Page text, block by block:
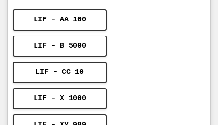
LIF – AA 100
LIF – B 5000
LIF – CC 10
LIF – X 1000